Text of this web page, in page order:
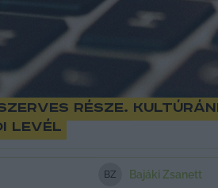
szerves része.
levél
BZ Bajáki Zsanett